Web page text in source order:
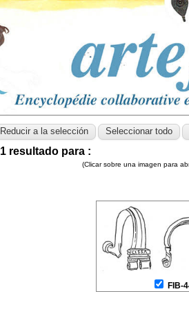
1 resultado para :
(Clicar sobre una imagen para
FIB-